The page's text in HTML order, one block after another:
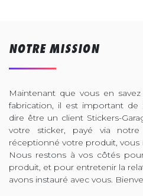
NOTRE MISSION
Maintenant que vous en
fabrication, il est important
dire être un client Stickers-
votre sticker, payé via
réceptionné votre produit, vous
Nous restons à vos côtés
produit, et pour entretenir la
avons instauré avec vous.